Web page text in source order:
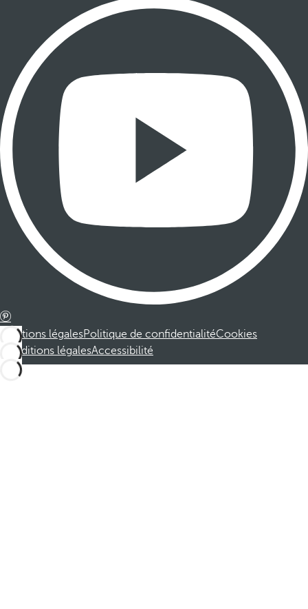
Mentions légalesPolitique de confidentialitéCookies
Conditions légalesAccessibilité